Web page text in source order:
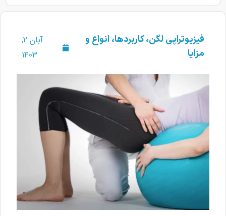
فیزیوتراپی لگن، کاربردها، انواع و
مزایا
آبان 2,
1403